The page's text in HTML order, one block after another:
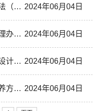
景德镇陶瓷大学课程设计管理办法（2024年修订） 2024年06月04日
景德镇陶瓷大学实习实训工作管理办法（2024年修订） 2024年06月04日
景德镇陶瓷大学本科毕业论文（设计）管理办法 2024年06月04日
景德镇陶瓷大学本科专业人才培养方案管理办法（2024年修订） 2024年06月04日